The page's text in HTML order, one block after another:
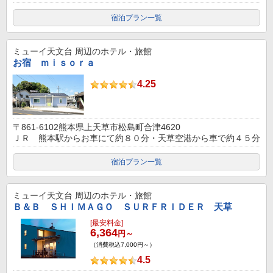
宿泊プラン一覧
ミューイ天文台 周辺のホテル・旅館
お宿 ｍｉｓｏｒａ
4.25
〒861-6102熊本県上天草市松島町合津4620
ＪＲ 熊本駅からお車にて約８０分・天草空港から車で約４５分
宿泊プラン一覧
ミューイ天文台 周辺のホテル・旅館
Ｂ＆Ｂ ＳＨＩＭＡＧＯ ＳＵＲＦＲＩＤＥＲ 天草
[最安料金]
6,364円～
（消費税込7,000円～）
4.5